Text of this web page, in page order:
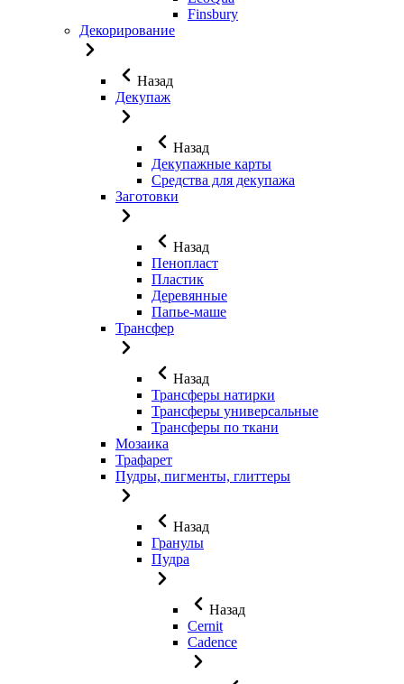
Finsbury
Декорирование
Назад
Декупаж
Назад
Декупажные карты
Средства для декупажа
Заготовки
Назад
Пенопласт
Пластик
Деревянные
Папье-маше
Трансфер
Назад
Трансферы натирки
Трансферы универсальные
Трансферы по ткани
Мозаика
Трафарет
Пудры, пигменты, глиттеры
Назад
Гранулы
Пудра
Назад
Cernit
Cadence